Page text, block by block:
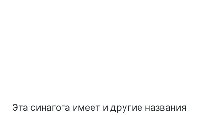
Эта синагога имеет и другие названия